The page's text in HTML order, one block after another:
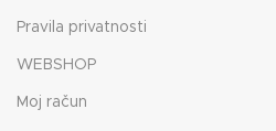
Pravila privatnosti
WEBSHOP
Moj račun